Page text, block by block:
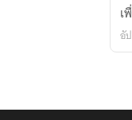
Is
ร
เ
อั